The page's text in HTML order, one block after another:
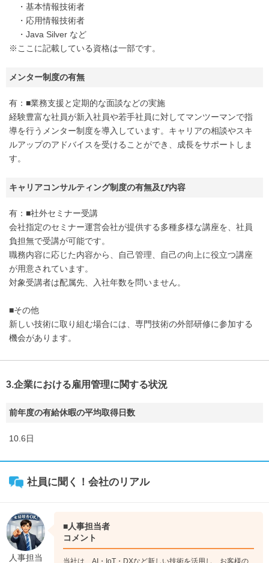
・基本情報技術者
・応用情報技術者
・Java Silver など
※ここに記載している資格は一部です。
メンター制度の有無
有：■業務支援と定期的な面談などの実施
経験豊富な社員が新入社員や若手社員に対してマンツーマンで指
導を行うメンター制度を導入しています。キャリアの相談やスキ
ルアップのアドバイスを受けることができ、成長をサポートしま
す。
キャリアコンサルティング制度の有無及び内容
有：■社外セミナー受講
会社指定のセミナー運営会社が提供する多種多様な講座を、社員
負担無で受講が可能です。
職務内容に応じた内容から、自己管理、自己の向上に役立つ講座
が用意されています。
対象受講者は配属先、入社年数を問いません。
■その他
新しい技術に取り組む場合には、専門技術の外部研修に参加する
機会があります。
3.企業における雇用管理に関する状況
前年度の有給休暇の平均取得日数
10.6日
社員に聞く！会社のリアル
人事担当
■人事担当者
コメント
当社は、AI・IoT・DXなど新しい技術を活用し、お客様の